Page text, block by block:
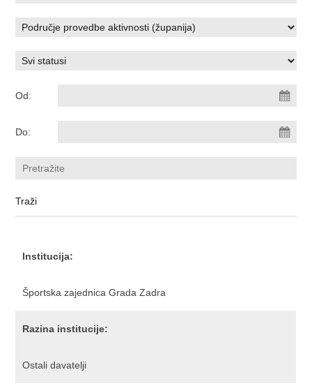
Od:
Do:
Institucija:
Športska zajednica Grada Zadra
Razina institucije:
Ostali davatelji